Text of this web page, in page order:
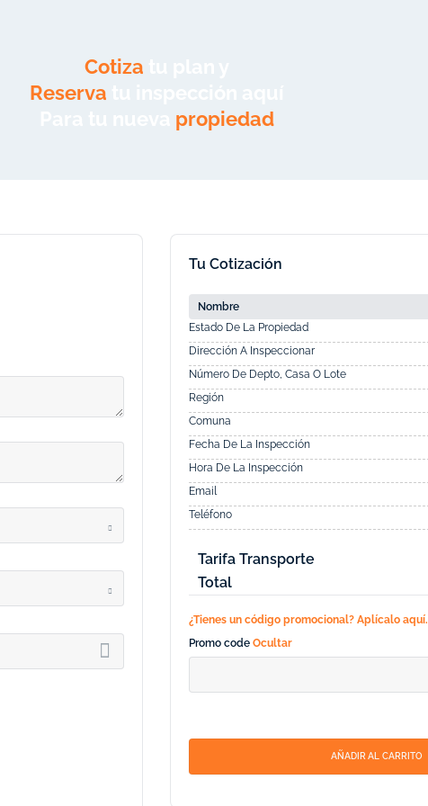
Cotiza
Reserva
propiedad
Tu Cotización
Nombre
Estado De La Propiedad
Dirección A Inspeccionar
Número De Depto, Casa O Lote
Región
Comuna
Fecha De La Inspección
Hora De La Inspección
Email
Teléfono
Tarifa Transporte
Total
¿Tienes un código promocional? Aplícalo aquí.
Promo code Ocultar
AÑADIR AL CARRITO